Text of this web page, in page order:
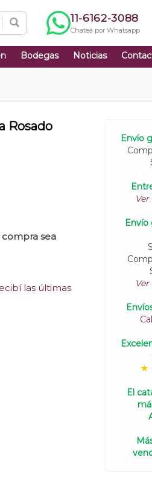
11-6162-3088
Chateá por Whatsapp
Bodegas Noticias
Rosado
sea
las últimas
Envío
Envío
El